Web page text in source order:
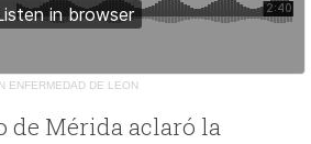
ENFERMEDAD DE LEON
de Mérida aclaró la